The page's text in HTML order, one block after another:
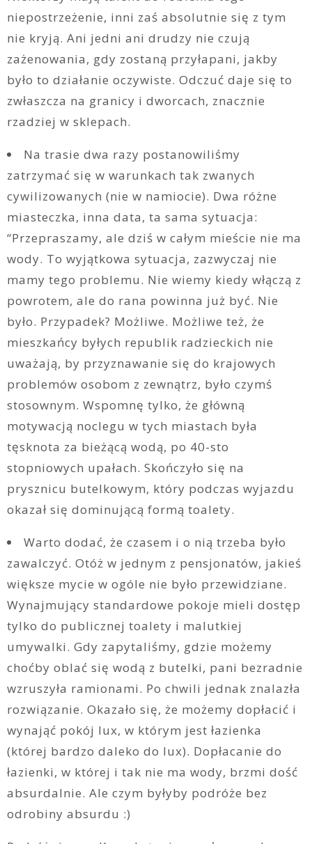
niepostrzeżenie, inni zaś absolutnie się z tym
nie kryją. Ani jedni ani drudzy nie czują
zażenowania, gdy zostaną przyłapani, jakby
było to działanie oczywiste. Odczuć daje się to
zwłaszcza na granicy i dworcach, znacznie
rzadziej w sklepach.
Na trasie dwa razy postanowiliśmy
zatrzymać się w warunkach tak zwanych
cywilizowanych (nie w namiocie). Dwa różne
miasteczka, inna data, ta sama sytuacja:
“Przepraszamy, ale dziś w całym mieście nie ma
wody. To wyjątkowa sytuacja, zazwyczaj nie
mamy tego problemu. Nie wiemy kiedy włączą z
powrotem, ale do rana powinna już być. Nie
było. Przypadek? Możliwe. Możliwe też, że
mieszkańcy byłych republik radzieckich nie
uważają, by przyznawanie się do krajowych
problemów osobom z zewnątrz, było czymś
stosownym. Wspomnę tylko, że główną
motywacją noclegu w tych miastach była
tęsknota za bieżącą wodą, po 40-sto
stopniowych upałach. Skończyło się na
prysznicu butelkowym, który podczas wyjazdu
okazał się dominującą formą toalety.
Warto dodać, że czasem i o nią trzeba było
zawalczyć. Otóż w jednym z pensjonatów, jakieś
większe mycie w ogóle nie było przewidziane.
Wynajmujący standardowe pokoje mieli dostęp
tylko do publicznej toalety i malutkiej
umywalki. Gdy zapytaliśmy, gdzie możemy
choćby oblać się wodą z butelki, pani bezradnie
wzruszyła ramionami. Po chwili jednak znalazła
rozwiązanie. Okazało się, że możemy dopłacić i
wynająć pokój lux, w którym jest łazienka
(której bardzo daleko do lux). Dopłacanie do
łazienki, w której i tak nie ma wody, brzmi dość
absurdalnie. Ale czym byłyby podróże bez
odrobiny absurdu :)